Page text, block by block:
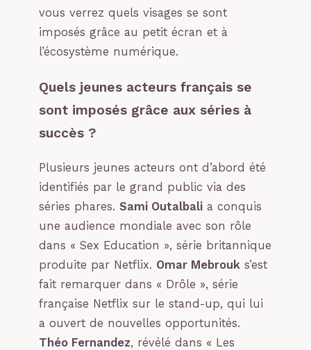
vous verrez quels visages se sont
imposés grâce au petit écran et à
l’écosystème numérique.
Quels jeunes acteurs français se
sont imposés grâce aux séries à
succès ?
Plusieurs jeunes acteurs ont d’abord été
identifiés par le grand public via des
séries phares. Sami Outalbali a conquis
une audience mondiale avec son rôle
dans « Sex Education », série britannique
produite par Netflix. Omar Mebrouk s’est
fait remarquer dans « Drôle », série
française Netflix sur le stand-up, qui lui
a ouvert de nouvelles opportunités.
Théo Fernandez, révélé dans « Les